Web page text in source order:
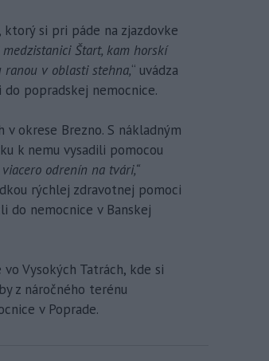
si pri páde na zjazdovke
Štart, kam horskí
v oblasti stehna,“ uvádza
popradskej nemocnice.
v okrese Brezno. S nákladným
k nemu vysadili pomocou
odrenín na tvári,“
rýchlej zdravotnej pomoci
do nemocnice v Banskej
Vysokých Tatrách, kde si
z náročného terénu
v Poprade.